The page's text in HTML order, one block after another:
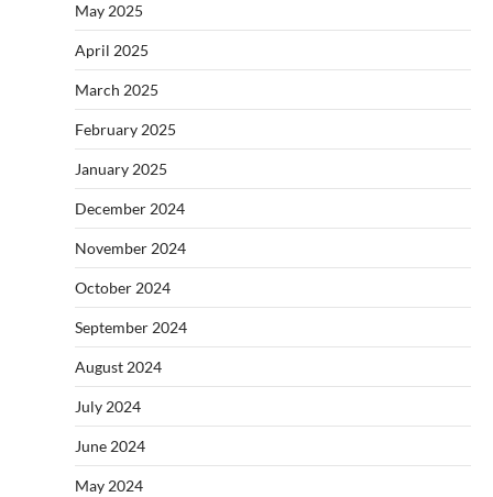
May 2025
April 2025
March 2025
February 2025
January 2025
December 2024
November 2024
October 2024
September 2024
August 2024
July 2024
June 2024
May 2024